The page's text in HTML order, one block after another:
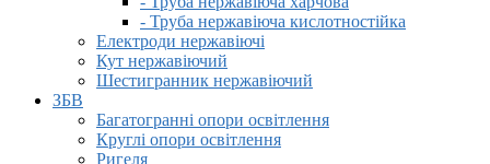
- Труба нержавіюча кислотностійка
Електроди нержавіючі
Кут нержавіючий
Шестигранник нержавіючий
ЗБВ
Багатогранні опори освітлення
Круглі опори освітлення
Ригеля